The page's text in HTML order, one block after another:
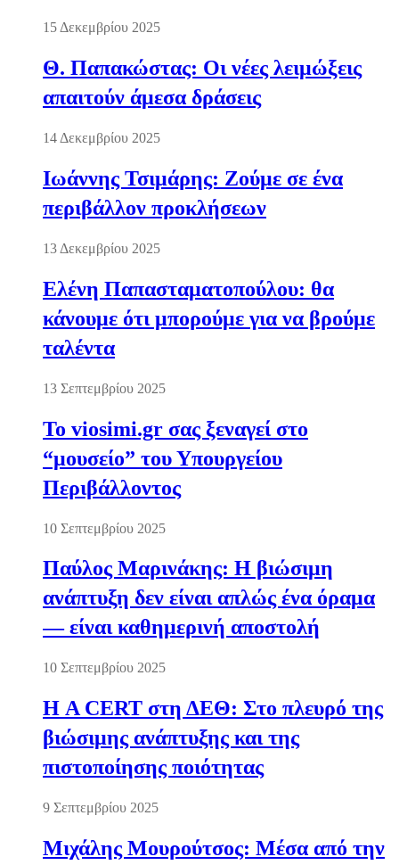
15 Δεκεμβρίου 2025
Θ. Παπακώστας: Οι νέες λειμώξεις
απαιτούν άμεσα δράσεις
14 Δεκεμβρίου 2025
Ιωάννης Τσιμάρης: Ζούμε σε ένα
περιβάλλον προκλήσεων
13 Δεκεμβρίου 2025
Ελένη Παπασταματοπούλου: θα
κάνουμε ότι μπορούμε για να βρούμε
ταλέντα
13 Σεπτεμβρίου 2025
Το viosimi.gr σας ξεναγεί στο
“μουσείο” του Υπουργείου
Περιβάλλοντος
10 Σεπτεμβρίου 2025
Παύλος Μαρινάκης: Η βιώσιμη
ανάπτυξη δεν είναι απλώς ένα όραμα
— είναι καθημερινή αποστολή
10 Σεπτεμβρίου 2025
Η A CERT στη ΔΕΘ: Στο πλευρό της
βιώσιμης ανάπτυξης και της
πιστοποίησης ποιότητας
9 Σεπτεμβρίου 2025
Μιχάλης Μουρούτσος: Μέσα από την